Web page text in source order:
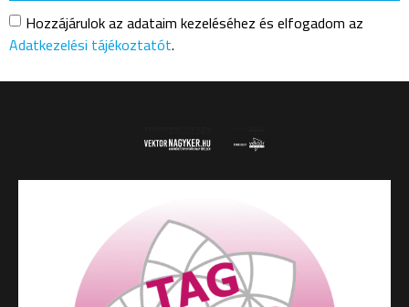
Hozzájárulok az adataim kezeléséhez és elfogadom az
Adatkezelési tájékoztatót.